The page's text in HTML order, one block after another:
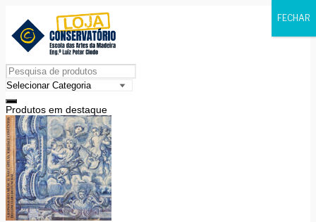
Produtos em destaque
FECHAR